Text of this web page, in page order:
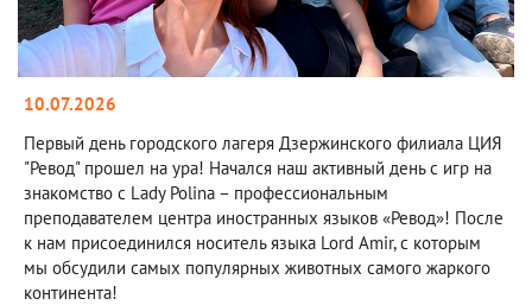
10.07.2026
Первый день городского лагеря Дзержинского филиала ЦИЯ
"Ревод" прошел на ура! Начался наш активный день с игр на
знакомство с Lady Polina – профессиональным
преподавателем центра иностранных языков «Ревод»! После
к нам присоединился носитель языка Lord Amir, с которым
мы обсудили самых популярных животных самого жаркого
континента!